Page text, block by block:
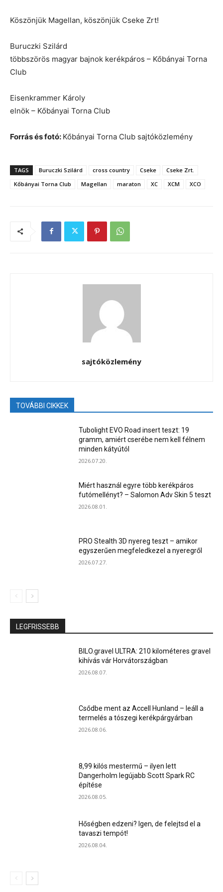
Köszönjük Magellan, köszönjük Cseke Zrt!
Buruczki Szilárd
többszörös magyar bajnok kerékpáros – Kőbányai Torna
Club
Eisenkrammer Károly
elnök – Kőbányai Torna Club
Forrás és fotó: Kőbányai Torna Club sajtóközlemény
TAGS Buruczki Szilárd cross country Cseke
Cseke Zrt.
Kőbányai Torna Club
Magellan maraton XC XCM XCO
sajtóközlemény
TOVÁBBI CIKKEK
Tubolight EVO Road insert teszt: 19
gramm, amiért cserébe nem kell félnem
minden kátyútól
2026.07.20.
Miért használ egyre több kerékpáros
futómellényt? – Salomon Adv Skin 5 teszt
2026.08.01.
PRO Stealth 3D nyereg teszt – amikor
egyszerűen megfeledkezel a nyeregről
2026.07.27.
LEGFRISSEBB
BILO.gravel ULTRA: 210 kilométeres gravel
kihívás vár Horvátországban
2026.08.07.
Csődbe ment az Accell Hunland – leáll a
termelés a tószegi kerékpárgyárban
2026.08.06.
8,99 kilós mestermű – ilyen lett
Dangerholm legújabb Scott Spark RC
építése
2026.08.05.
Hőségben edzeni? Igen, de felejtsd el a
tavaszi tempót!
2026.08.04.